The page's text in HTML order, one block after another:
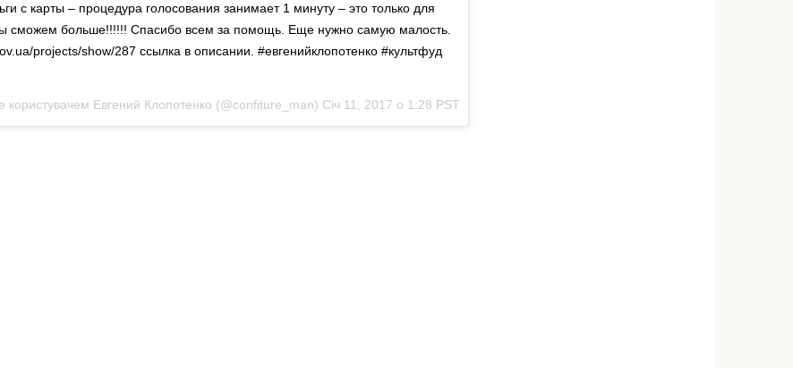
с карты – процедура голосования занимает 1 минуту – это только для
сможем больше!!!!!! Спасибо всем за помощь. Еще нужно самую малость.
projects/show/287 ссылка в описании. #евгенийклопотенко #культфуд
користувачем Евгений Клопотенко (@confiture_man) Січ 11, 2017 о 1:28 PST